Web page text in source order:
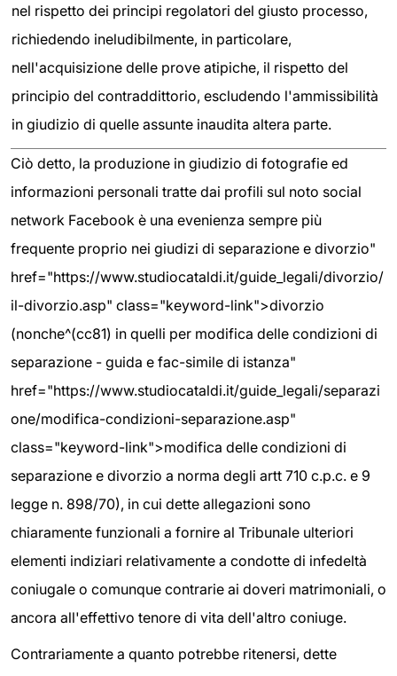
nel rispetto dei principi regolatori del giusto processo,
richiedendo ineludibilmente, in particolare,
nell'acquisizione delle prove atipiche, il rispetto del
principio del contraddittorio, escludendo l'ammissibilità
in giudizio di quelle assunte inaudita altera parte.
Ciò detto, la produzione in giudizio di fotografie ed
informazioni personali tratte dai profili sul noto social
network Facebook è una evenienza sempre più
frequente proprio nei giudizi di separazione e divorzio"
href="https://www.studiocataldi.it/guide_legali/divorzio/
il-divorzio.asp" class="keyword-link">divorzio
(nonche^(cc81) in quelli per modifica delle condizioni di
separazione - guida e fac-simile di istanza"
href="https://www.studiocataldi.it/guide_legali/separazi
one/modifica-condizioni-separazione.asp"
class="keyword-link">modifica delle condizioni di
separazione e divorzio a norma degli artt 710 c.p.c. e 9
legge n. 898/70), in cui dette allegazioni sono
chiaramente funzionali a fornire al Tribunale ulteriori
elementi indiziari relativamente a condotte di infedeltà
coniugale o comunque contrarie ai doveri matrimoniali, o
ancora all'effettivo tenore di vita dell'altro coniuge.
Contrariamente a quanto potrebbe ritenersi, dette